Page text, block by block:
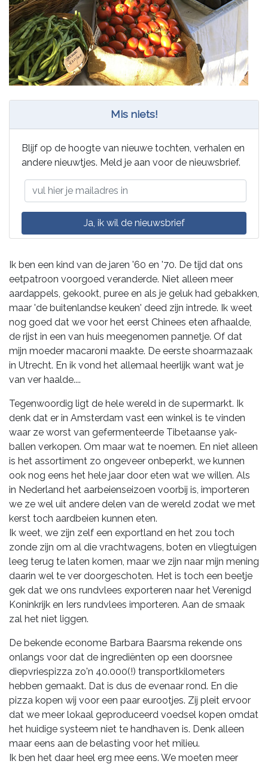
Mis niets!
Blijf op de hoogte van nieuwe tochten, verhalen en
andere nieuwtjes. Meld je aan voor de nieuwsbrief.
Ik ben een kind van de jaren '60 en '70. De tijd dat ons
eetpatroon voorgoed veranderde. Niet alleen meer
aardappels, gekookt, puree en als je geluk had gebakken,
maar 'de buitenlandse keuken' deed zijn intrede. Ik weet
nog goed dat we voor het eerst Chinees eten afhaalde,
de rijst in een van huis meegenomen pannetje. Of dat
mijn moeder macaroni maakte. De eerste shoarmazaak
in Utrecht. En ik vond het allemaal heerlijk want wat je
van ver haalde....
Tegenwoordig ligt de hele wereld in de supermarkt. Ik
denk dat er in Amsterdam vast een winkel is te vinden
waar ze worst van gefermenteerde Tibetaanse yak-
ballen verkopen. Om maar wat te noemen. En niet alleen
is het assortiment zo ongeveer onbeperkt, we kunnen
ook nog eens het hele jaar door eten wat we willen. Als
in Nederland het aarbeienseizoen voorbij is, importeren
we ze wel uit andere delen van de wereld zodat we met
kerst toch aardbeien kunnen eten.
Ik weet, we zijn zelf een exportland en het zou toch
zonde zijn om al die vrachtwagens, boten en vliegtuigen
leeg terug te laten komen, maar we zijn naar mijn mening
daarin wel te ver doorgeschoten. Het is toch een beetje
gek dat we ons rundvlees exporteren naar het Verenigd
Koninkrijk en Iers rundvlees importeren. Aan de smaak
zal het niet liggen.
De bekende econome Barbara Baarsma rekende ons
onlangs voor dat de ingrediënten op een doorsnee
diepvriespizza zo'n 40.000(!) transportkilometers
hebben gemaakt. Dat is dus de evenaar rond. En die
pizza kopen wij voor een paar eurootjes. Zij pleit ervoor
dat we meer lokaal geproduceerd voedsel kopen omdat
het huidige systeem niet te handhaven is. Denk alleen
maar eens aan de belasting voor het milieu.
Ik ben het daar heel erg mee eens. We moeten meer